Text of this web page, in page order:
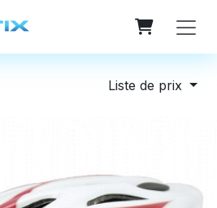
Liste de prix